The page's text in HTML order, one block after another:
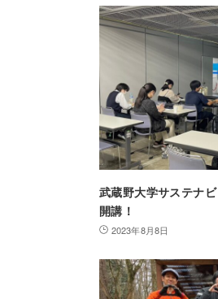
武蔵野大学サステナ
開講！
2023年8月8日